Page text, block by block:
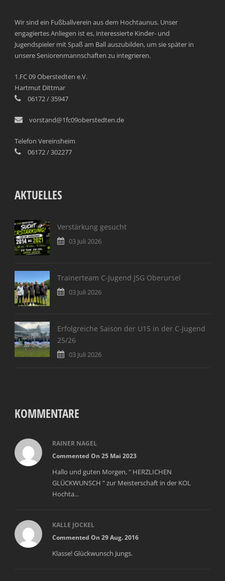
Wir sind ein Fußballverein aus dem Hochtaunus. Unser
engagiertes Anliegen ist es, interessierte Kinder- und
Jugendspieler mit Spaß am Ball auszubilden, um sie später in
unsere Seniorenmannschaften zu integrieren.
1.FC 09 Oberstedten e.V.
Hartmut Dittmar
06172 / 35947
vorstand@1fc09oberstedten.de
Telefon Vereinsheim
06172 / 302277
AKTUELLES
Verstärkung gesucht
03 Juli 2026
Trainerteam C-Jugend JSG Oberursel
03 Juli 2026
Erfolgreiche Saison der U15 in der C-Jugend
25/26
03 Juli 2026
KOMMENTARE
RAINER NAGEL
Commented On 25 Mai 2023
Hallo und guten Morgen, " HERZLICHEN
GLÜCKWUNSCH " zur Meisterschaft in der KOL
Hochta...
KALLE JOCKEL
Commented On 29 Aug. 2016
Klasse! Glückwunsch Jungs.